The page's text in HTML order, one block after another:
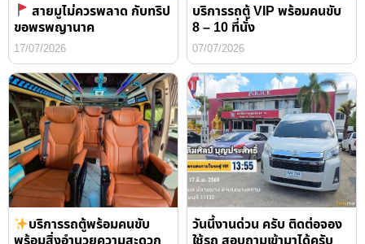
สายมูไม่ควรพลาด กับทริป
ขอพรพญานาค
17/07/2026
บริการรถตู้ VIP พร้อมคนขับ
8 – 10 ที่นั่ง
07/07/2026
บริการรถตู้พร้อมคนขับ
วันนี้งานด่วน ครับ ติดต่อจอง